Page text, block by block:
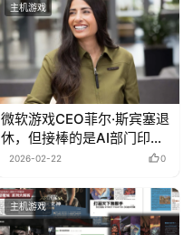
主机游戏
微软游戏CEO菲尔·斯宾塞退
休，但接棒的是AI部门印裔
女高管
2026-02-22 0
主机游戏